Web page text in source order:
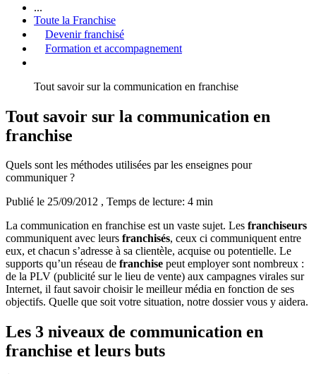
...
Toute la Franchise
Devenir franchisé
Formation et accompagnement
Tout savoir sur la communication en franchise
Tout savoir sur la communication en
franchise
Quels sont les méthodes utilisées par les enseignes pour
communiquer ?
Publié le 25/09/2012 , Temps de lecture: 4 min
La communication en franchise est un vaste sujet. Les franchiseurs
communiquent avec leurs franchisés, ceux ci communiquent entre
eux, et chacun s’adresse à sa clientèle, acquise ou potentielle. Le
supports qu’un réseau de franchise peut employer sont nombreux :
de la PLV (publicité sur le lieu de vente) aux campagnes virales sur
Internet, il faut savoir choisir le meilleur média en fonction de ses
objectifs. Quelle que soit votre situation, notre dossier vous y aidera.
Les 3 niveaux de communication en
franchise et leurs buts